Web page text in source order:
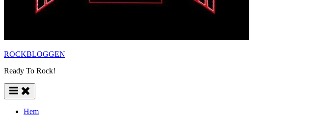
ROCKBLOGGEN
Ready To Rock!
Hem